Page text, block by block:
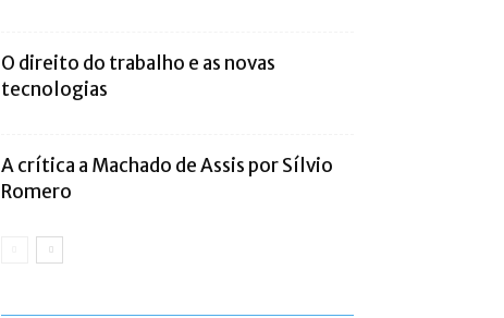
O direito do trabalho e as novas
tecnologias
A crítica a Machado de Assis por Sílvio
Romero